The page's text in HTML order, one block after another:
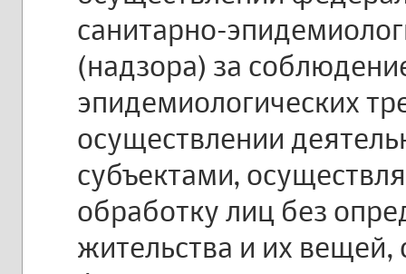
санитарно-
(надзора) за
эпидемиологических
осуществлении
субъектами,
обработку лиц без
жительства и их